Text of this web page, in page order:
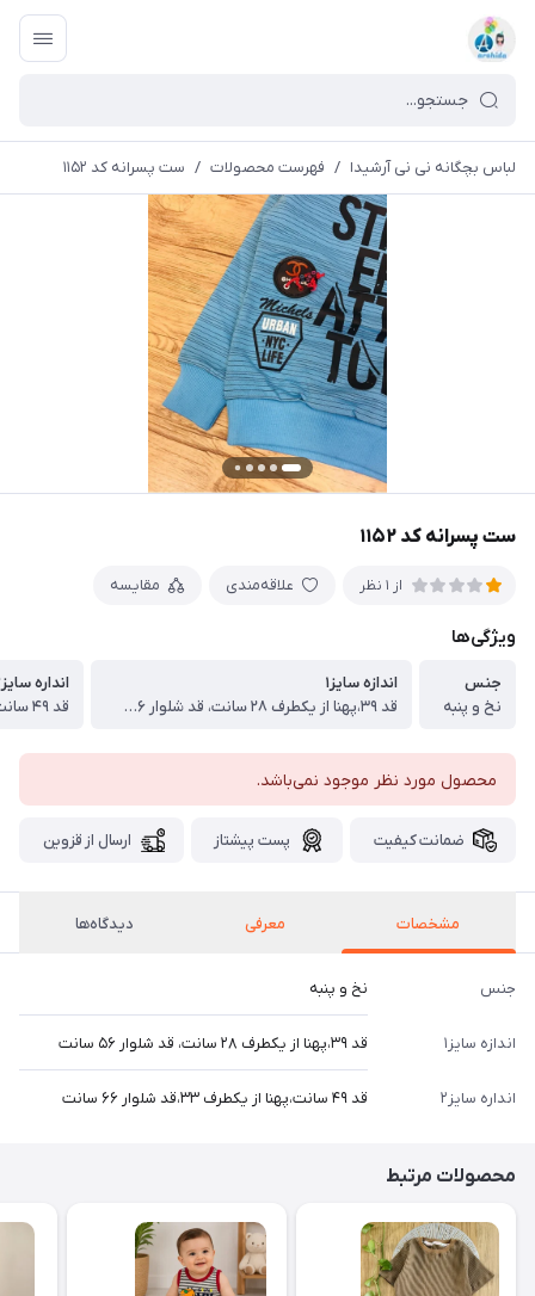
لباس بچگانه نی نی آرشیدا / فهرست محصولات / ست پسرانه کد ۱۱۵۲
ست پسرانه کد ۱۱۵۲
از 1 نظر علاقه‌مندی مقایسه
ویژگی‌ها
جنس
نخ و پنبه
اندازه سایز۱
قد ۳۹،پهنا از یکطرف ۲۸ سانت، قد شلوار ۵۶ سانت
انداره سایز۲
محصول مورد نظر موجود نمی‌باشد.
ضمانت کیفیت پست پیشتاز ارسال از قزوین
مشخصات معرفی دیدگاه‌ها
جنس نخ و پنبه
اندازه سایز۱ قد ۳۹،پهنا از یکطرف ۲۸ سانت، قد شلوار ۵۶ سانت
انداره سایز۲ قد ۴۹ سانت،پهنا از یکطرف ۳۳،قد شلوار ۶۶ سانت
محصولات مرتبط